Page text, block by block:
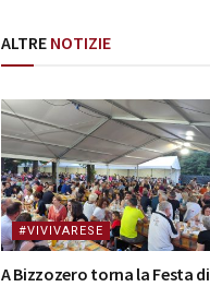
ALTRE NOTIZIE
#VIVIVARESE
A Bizzozero torna la Festa di